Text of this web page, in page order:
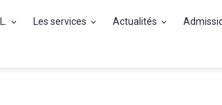
Les services Actualités